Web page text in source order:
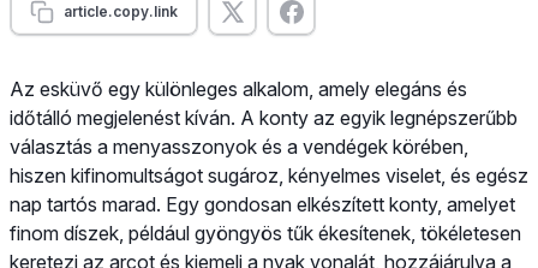
article.copy.link
Az esküvő egy különleges alkalom, amely elegáns és
időtálló megjelenést kíván. A konty az egyik legnépszerűbb
választás a menyasszonyok és a vendégek körében,
hiszen kifinomultságot sugároz, kényelmes viselet, és egész
nap tartós marad. Egy gondosan elkészített konty, amelyet
finom díszek, például gyöngyös tűk ékesítenek, tökéletesen
keretezi az arcot és kiemeli a nyak vonalát, hozzájárulva a